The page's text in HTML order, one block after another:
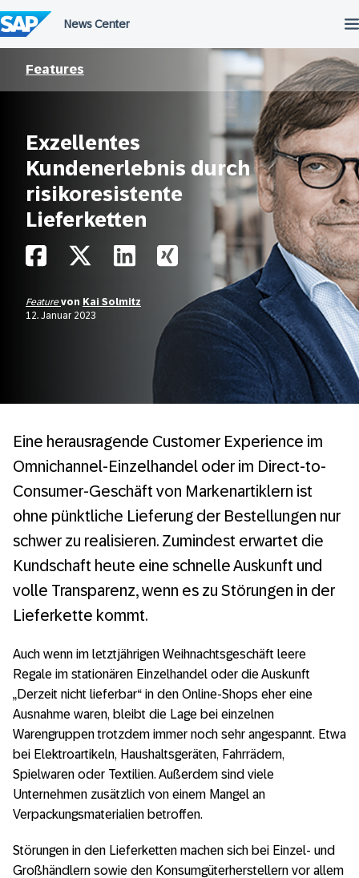
Features
Exzellentes
Kundenerlebnis durch
risikoresistente
Lieferketten
Featurevon Kai Solmitz
12. Januar 2023
Eine herausragende Customer Experience im
Omnichannel-Einzelhandel oder im Direct-to-
Consumer-Geschäft von Markenartiklern ist
ohne pünktliche Lieferung der Bestellungen nur
schwer zu realisieren. Zumindest erwartet die
Kundschaft heute eine schnelle Auskunft und
volle Transparenz, wenn es zu Störungen in der
Lieferkette kommt.
Auch wenn im letztjährigen Weihnachtsgeschäft leere
Regale im stationären Einzelhandel oder die Auskunft
„Derzeit nicht lieferbar“ in den Online-Shops eher eine
Ausnahme waren, bleibt die Lage bei einzelnen
Warengruppen trotzdem immer noch sehr angespannt. Etwa
bei Elektroartikeln, Haushaltsgeräten, Fahrrädern,
Spielwaren oder Textilien. Außerdem sind viele
Unternehmen zusätzlich von einem Mangel an
Verpackungsmaterialien betroffen.
Störungen in den Lieferketten machen sich bei Einzel- und
Großhändlern sowie den Konsumgüterherstellern vor allem